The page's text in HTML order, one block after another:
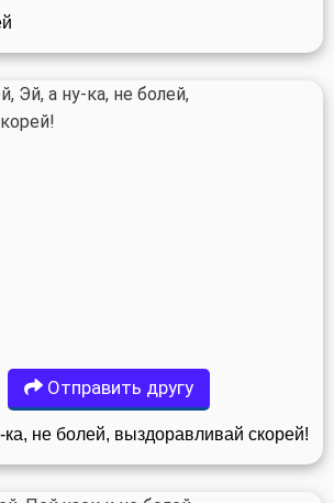
Отправить другу
не болей, выздоравливай скорей!